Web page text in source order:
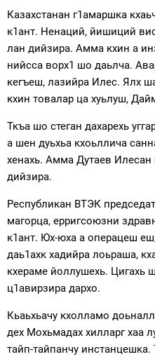
Казахстанан г1амаршка
к1ант. Ненаций, йишиций
лан дийзира. Амма кхин а
нийсса ворх1 шо даьлча.
кегъеш, лазийра Илес. Ялх
кхин товалар ца хуьлуш,
Ткъа шо стеган дахарехь
а шен дуьхьа кхоьллича
хенахь. Амма Дутаев
дийзира.
Республикан ВТЭК
магорца, ерригсоюзни
к1ант. Юх-юха а операцеш еш,
даь1ахк хадийра лоьраша,
кхераме йоллушехь. Цигахь
ц1авирзира дархо.
Кьаьхьачу кхолламо
дех Мохьмадах хилларг хаа
тайп-тайпанчу инстанцешка.